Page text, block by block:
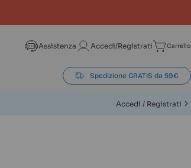
Assistenza Accedi/Registrati Carrello
Spedizione GRATIS da 59€
Accedi / Registrati